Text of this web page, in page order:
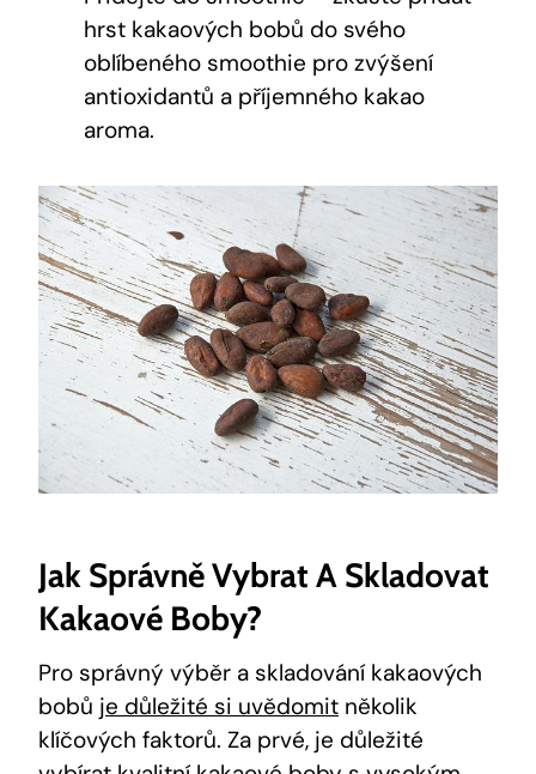
hrst kakaových bobů ‍do svého
oblíbeného smoothie pro zvýšení
antioxidantů a ‍příjemného ‍kakao
aroma.
Jak Správně Vybrat A Skladovat
Kakaové Boby?
Pro správný výběr a skladování kakaových
bobů ​ je důležité si uvědomit několik
klíčových faktorů. Za‍ prvé, je důležité